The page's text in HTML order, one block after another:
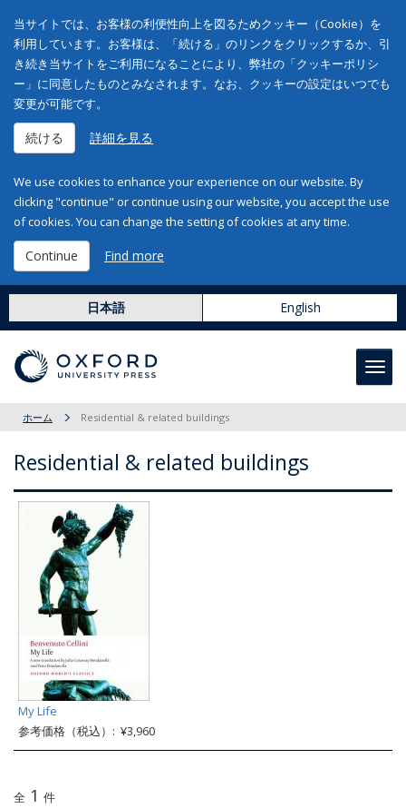
当サイトでは、お客様の利便性向上を図るためクッキー（Cookie）を
利用しています。お客様は、「続ける」のリンクをクリックするか、引
き続き当サイトをご利用になることにより、弊社の「クッキーポリシ
ー」に同意したものとみなされます。なお、クッキーの設定はいつでも
変更が可能です。
続ける 詳細を見る
We use cookies to enhance your experience on our website. By
clicking "continue" or continue using our website, you accept the use
of cookies. You can change the setting of cookies at any time.
Continue Find more
日本語 English
ホーム Residential & related buildings
Residential & related buildings
My Life
参考価格（税込）: ¥3,960
全 1 件